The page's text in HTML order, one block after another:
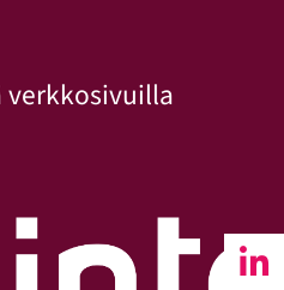
verkkosivuilla